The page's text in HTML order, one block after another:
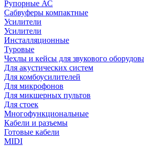
Рупорные АС
Сабвуферы компактные
Усилители
Усилители
Инсталляционные
Туровые
Чехлы и кейсы для звукового
Для акустических систем
Для комбоусилителей
Для микрофонов
Для микшерных пультов
Для стоек
Многофункциональные
Кабели и разъемы
Готовые кабели
MIDI